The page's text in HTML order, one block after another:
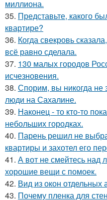
миллиона.
35. Представьте, какого
квартире?
36. Когда свекровь
всё равно сделала.
37. 130 малых городов
исчезновения.
38. Спорим, вы никогда не
люди на Сахалине.
39. Наконец - то кто-то
небольших городках.
40. Парень решил не
квартиры и захотел его
41. А вот не смейтесь над
хорошие вещи с помоек.
42. Вид из окон отдельных
43. Почему пленка для